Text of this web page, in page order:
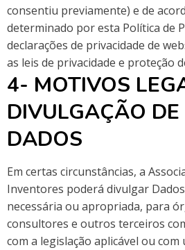
consentiu previamente) e de
determinado por esta Política de
declarações de privacidade de
as leis de privacidade e proteção
4- MOTIVOS
DIVULGAÇÃO DE
DADOS
Em certas circunstâncias, a
Inventores poderá divulgar
necessária ou apropriada, para
consultores e outros terceiros
com a legislação aplicável ou